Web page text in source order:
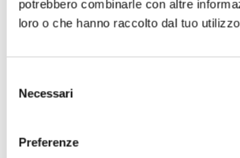
potrebbero combinarle con altre
loro o che hanno raccolto dal tuo
delNecessari
Preferenze